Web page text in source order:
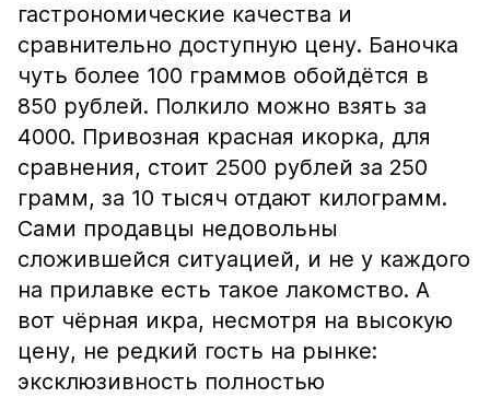
гастрономические качества и
сравнительно доступную цену. Баночка
чуть более 100 граммов обойдётся в
850 рублей. Полкило можно взять за
4000. Привозная красная икорка, для
сравнения, стоит 2500 рублей за 250
грамм, за 10 тысяч отдают килограмм.
Сами продавцы недовольны
сложившейся ситуацией, и не у каждого
на прилавке есть такое лакомство. А
вот чёрная икра, несмотря на высокую
цену, не редкий гость на рынке:
эксклюзивность полностью